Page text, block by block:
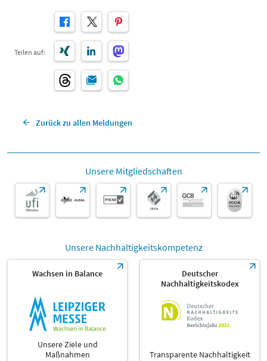
Teilen auf:
Zurück zu allen Meldungen
Unsere Mitgliedschaften
Unsere Nachhaltigkeitskompetenz
Wachsen in Balance
Unsere Ziele und
Maßnahmen
Deutscher
Nachhaltigkeitskodex
Transparente Nachhaltigkeit